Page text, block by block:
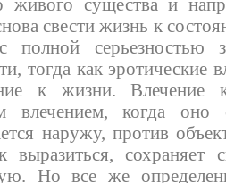
свести жизнь к
полной серьезностью
тогда как эротические
к жизни. Влечение
влечением, когда
наружу, против
выразиться,
Но все же